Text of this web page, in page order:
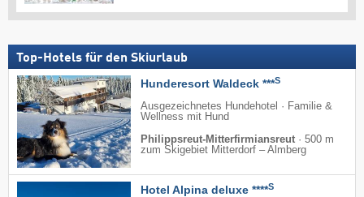
Top-Hotels für den Skiurlaub
Hunderesort Waldeck ***S
Ausgezeichnetes Hundehotel · Familie &
Wellness mit Hund
Philippsreut-Mitterfirmiansreut · 500 m
zum Skigebiet Mitterdorf – Almberg
Hotel Alpina deluxe ****S